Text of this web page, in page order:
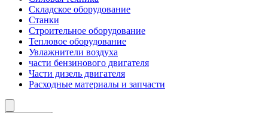
Складское оборудование
Станки
Строительное оборудование
Тепловое оборудование
Увлажнители воздуха
части бензинового двигателя
Части дизель двигателя
Расходные материалы и запчасти